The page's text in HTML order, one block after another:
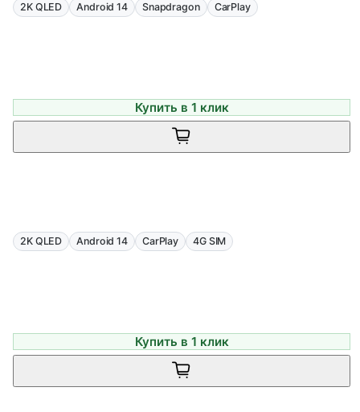
2K QLED Android 14 Snapdragon CarPlay
Купить в 1 клик
2K QLED Android 14 CarPlay 4G SIM
Купить в 1 клик